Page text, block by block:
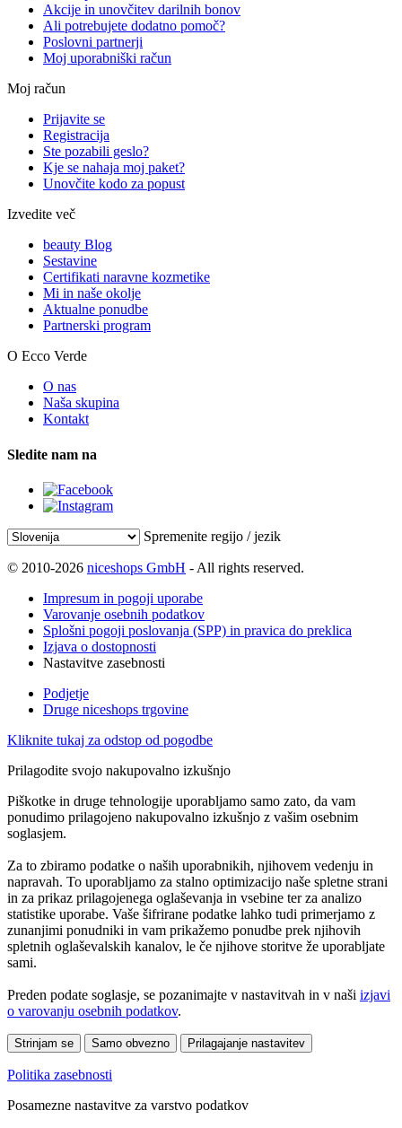
Akcije in unovčitev darilnih bonov
Ali potrebujete dodatno pomoč?
Poslovni partnerji
Moj uporabniški račun
Moj račun
Prijavite se
Registracija
Ste pozabili geslo?
Kje se nahaja moj paket?
Unovčite kodo za popust
Izvedite več
beauty Blog
Sestavine
Certifikati naravne kozmetike
Mi in naše okolje
Aktualne ponudbe
Partnerski program
O Ecco Verde
O nas
Naša skupina
Kontakt
Sledite nam na
Spremenite regijo / jezik
© 2010-2026 niceshops GmbH - All rights reserved.
Impresum in pogoji uporabe
Varovanje osebnih podatkov
Splošni pogoji poslovanja (SPP) in pravica do preklica
Izjava o dostopnosti
Nastavitve zasebnosti
Podjetje
Druge niceshops trgovine
Kliknite tukaj za odstop od pogodbe
Prilagodite svojo nakupovalno izkušnjo
Piškotke in druge tehnologije uporabljamo samo zato, da vam
ponudimo prilagojeno nakupovalno izkušnjo z vašim osebnim
soglasjem.
Za to zbiramo podatke o naših uporabnikih, njihovem vedenju in
napravah. To uporabljamo za stalno optimizacijo naše spletne strani
in za prikaz prilagojenega oglaševanja in vsebine ter za analizo
statistike uporabe. Vaše šifrirane podatke lahko tudi primerjamo z
zunanjimi ponudniki in vam prikažemo ponudbe prek njihovih
spletnih oglaševalskih kanalov, le če njihove storitve že uporabljate
sami.
Preden podate soglasje, se pozanimajte v nastavitvah in v naši izjavi
o varovanju osebnih podatkov.
Strinjam se Samo obvezno Prilagajanje nastavitev
Politika zasebnosti
Posamezne nastavitve za varstvo podatkov